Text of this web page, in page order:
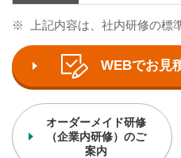
※ 上記内容は、社内研修の標
WEBでお見
オーダーメイド研修
（企業内研修）のご
案内